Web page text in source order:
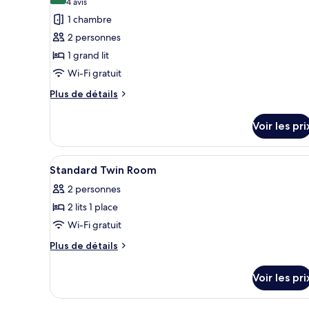
Apartment
photos
pour
ce
type
de
chambre :
Standard
(4 avis)
1 chambre
2 personnes
1 grand lit
Wi-Fi gratuit
Plus de détails
Plus
le
type
de
Chambre
Double
Voir les
Afficher
toutes
les
photos
pour
ce
chambre :
Standard
Une chambre à coucher
5
Standard Twin Room
2 personnes
2 lits 1 place
Wi-Fi gratuit
Plus de détails
Plus
le
Voir les